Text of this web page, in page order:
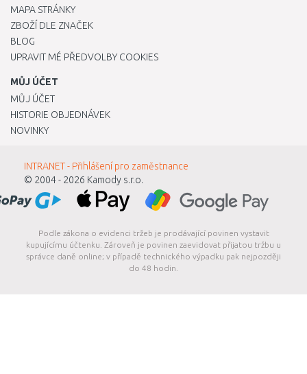
MAPA STRÁNKY
ZBOŽÍ DLE ZNAČEK
BLOG
UPRAVIT MÉ PŘEDVOLBY COOKIES
MŮJ ÚČET
MŮJ ÚČET
HISTORIE OBJEDNÁVEK
NOVINKY
INTRANET - Přihlášení pro zaměstnance
© 2004 - 2026 Kamody s.r.o.
Podle zákona o evidenci tržeb je prodávající povinen vystavit
kupujícímu účtenku. Zároveň je povinen zaevidovat přijatou tržbu u
správce daně online; v případě technického výpadku pak nejpozději
do 48 hodin.